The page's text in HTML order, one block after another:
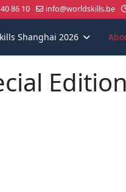
86 10 info@worldskills.be
Shanghai 2026
Edition